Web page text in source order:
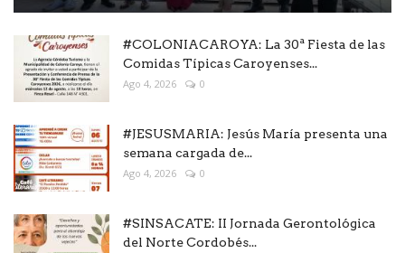
#COLONIACAROYA: La 30ª Fiesta de las
Comidas Típicas Caroyenses...
Ago 4, 2026 0
#JESUSMARIA: Jesús María presenta una
semana cargada de...
Ago 4, 2026 0
#SINSACATE: II Jornada Gerontológica
del Norte Cordobés...